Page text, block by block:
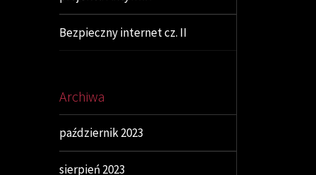
Bezpieczny internet cz. II
Archiwa
październik 2023
sierpień 2023